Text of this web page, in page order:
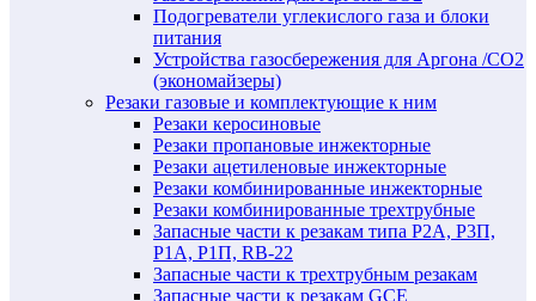
Подогреватели углекислого газа и блоки
питания
Устройства газосбережения для Аргона /СО2
(экономайзеры)
Резаки газовые и комплектующие к ним
Резаки керосиновые
Резаки пропановые инжекторные
Резаки ацетиленовые инжекторные
Резаки комбинированные инжекторные
Резаки комбинированные трехтрубные
Запасные части к резакам типа Р2А, Р3П,
Р1А, Р1П, RB-22
Запасные части к трехтрубным резакам
Запасные части к резакам GCE